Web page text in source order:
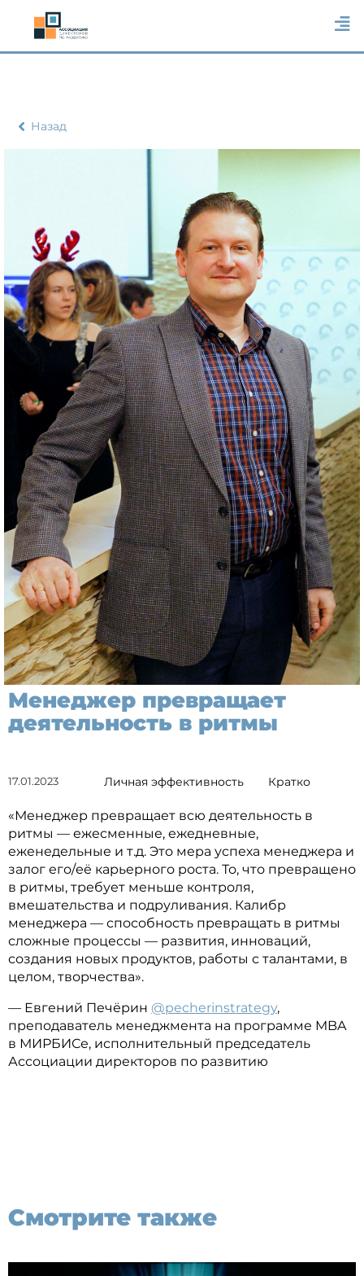
Назад
Менеджер превращает
деятельность в ритмы
17.01.2023 Личная эффективность Кратко
«Менеджер превращает всю деятельность в
ритмы — ежесменные, ежедневные,
еженедельные и т.д. Это мера успеха менеджера и
залог его/её карьерного роста. То, что превращено
в ритмы, требует меньше контроля,
вмешательства и подруливания. Калибр
менеджера — способность превращать в ритмы
сложные процессы — развития, инноваций,
создания новых продуктов, работы с талантами, в
целом, творчества».
— Евгений Печёрин @pecherinstrategy,
преподаватель менеджмента на программе MBA
в МИРБИСе, исполнительный председатель
Ассоциации директоров по развитию
Смотрите также